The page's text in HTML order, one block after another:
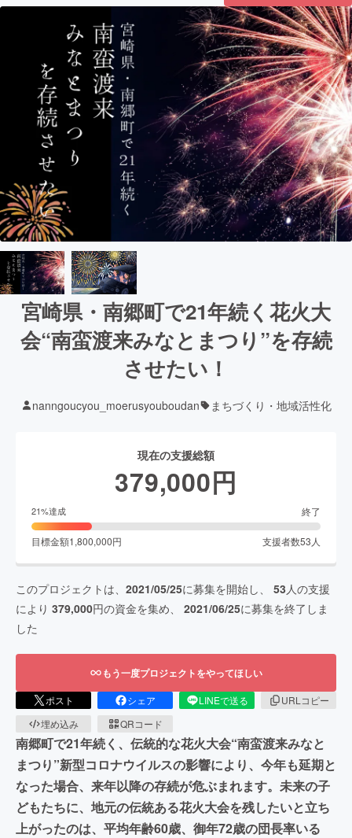
宮崎県・南郷町で21年続く花火大
会“南蛮渡来みなとまつり”を存続
させたい！
nanngoucyou_moerusyouboudan まちづくり・地域活性化
現在の支援総額
379,000円
21%達成 終了
目標金額1,800,000円 支援者数53 人
このプロジェクトは、 2021/05/25に募集を開始し、 53 人の支援
により 379,000円の資金を集め、 2021/06/25に募集を終了しま
した
もう一度プロジェクトをやってほしい
ポスト シェア LINEで送る
URLコピー
埋め込み
QRコード
南郷町で21年続く、伝統的な花火大会“南蛮渡来みなと
まつり”新型コロナウイルスの影響により、今年も延期と
なった場合、来年以降の存続が危ぶまれます。未来の子
どもたちに、地元の伝統ある花火大会を残したいと立ち
上がったのは、平均年齢60歳、御年72歳の団長率いる